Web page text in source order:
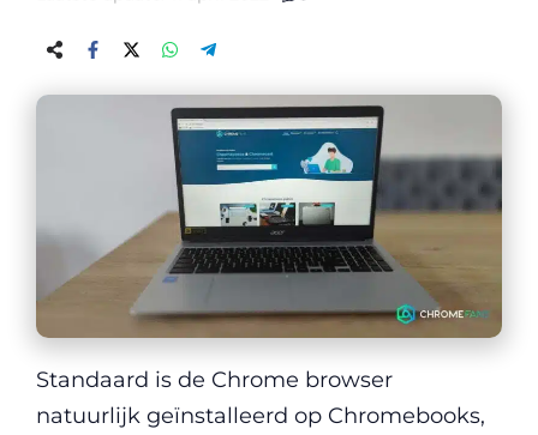
Standaard is de Chrome browser
natuurlijk geïnstalleerd op Chromebooks,